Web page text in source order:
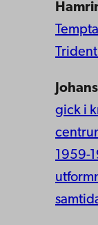
gick i
1959-